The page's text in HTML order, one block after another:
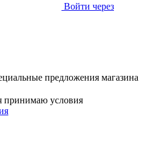
Войти через
предложения магазина
принимаю условия